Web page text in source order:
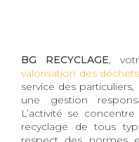
BG RECYCLAGE,
valorisation des
service des
une gestion
L’activité se
recyclage de tous